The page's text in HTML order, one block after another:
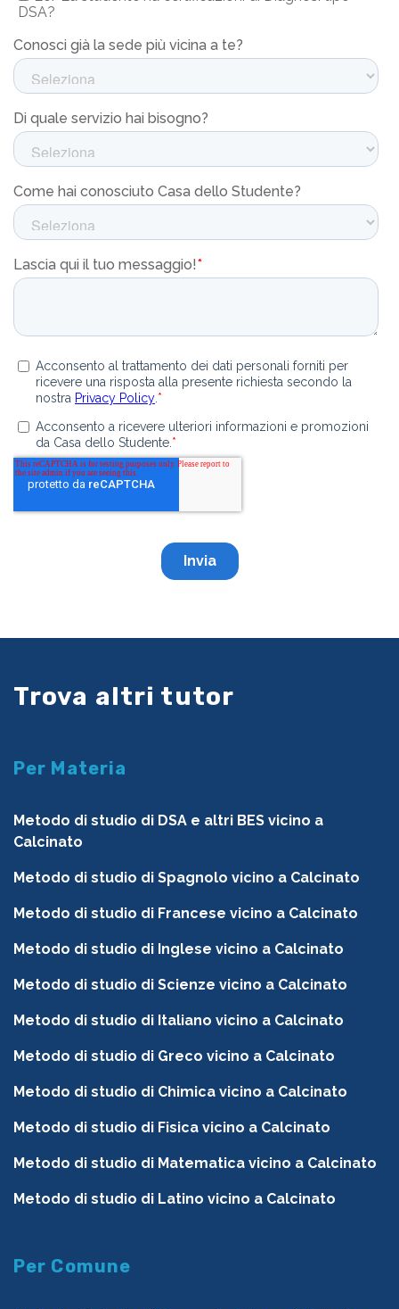
Trova altri tutor
Per Materia
Metodo di studio di DSA e altri BES vicino a
Calcinato
Metodo di studio di Spagnolo vicino a Calcinato
Metodo di studio di Francese vicino a Calcinato
Metodo di studio di Inglese vicino a Calcinato
Metodo di studio di Scienze vicino a Calcinato
Metodo di studio di Italiano vicino a Calcinato
Metodo di studio di Greco vicino a Calcinato
Metodo di studio di Chimica vicino a Calcinato
Metodo di studio di Fisica vicino a Calcinato
Metodo di studio di Matematica vicino a Calcinato
Metodo di studio di Latino vicino a Calcinato
Per Comune